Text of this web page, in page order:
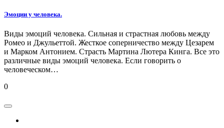
Эмоции у человека.
Виды эмоций человека. Сильная и страстная любовь между
Ромео и Джульеттой. Жесткое соперничество между Цезарем
и Марком Антонием. Страсть Мартина Лютера Кинга. Все это
различные виды эмоций человека. Если говорить о
человеческом…
0